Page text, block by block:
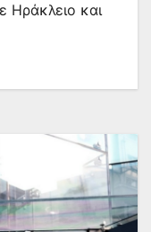
Ηράκλειο και